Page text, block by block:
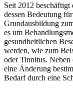
Seit 2012
dessen Bedeutung
Grundausbildung
es um
gesundheitlichen
werden, wie zum
oder Tinnitus. Neben
eine Änderung
Bedarf durch eine